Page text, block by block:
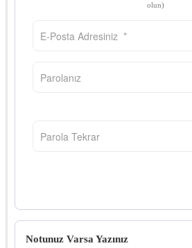
olun)
Notunuz Varsa Yazınız